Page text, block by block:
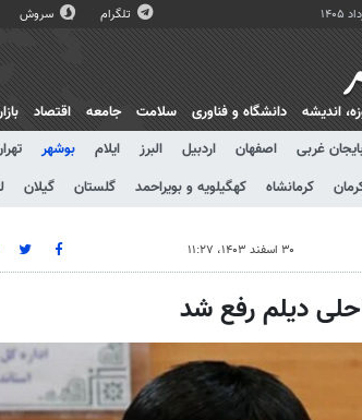
تلگرام سروش
انديشه دانشگاه و فناوری سلامت جامعه اقتصاد
غربی اصفهان اردبیل البرز ایلام بوشهر
کرمانشاه کهگیلویه و بویراحمد گلستان گیلان
۳۰ اسفند ۱۴۰۳، ۱۱:۲۷
دیلم رفع شد